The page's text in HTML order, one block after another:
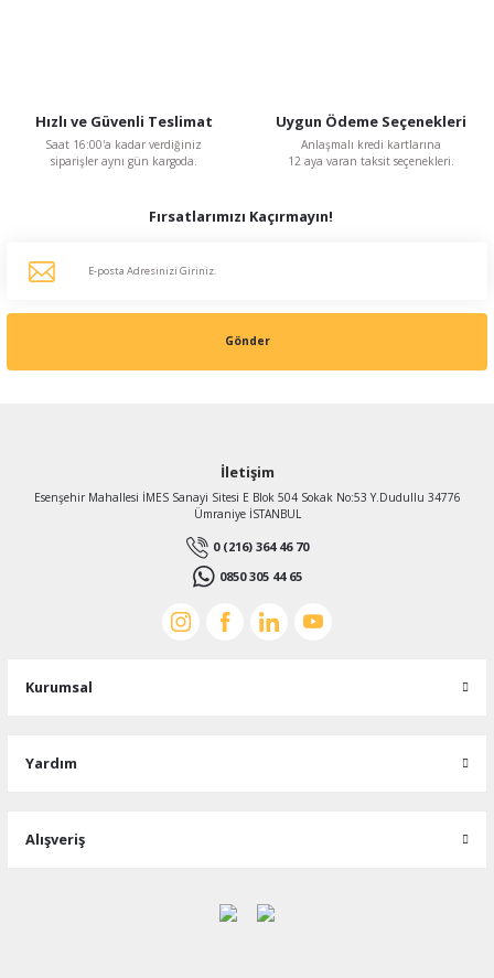
%48 1.569,76 TL
Hızlı ve Güvenli Teslimat
Saat 16:00'a kadar verdiğiniz
siparişler aynı gün kargoda.
Uygun Ödeme Seçenekleri
Anlaşmalı kredi kartlarına
12 aya varan taksit seçenekleri.
Fırsatlarımızı Kaçırmayın!
Gönder
İletişim
Esenşehir Mahallesi İMES Sanayi Sitesi E Blok 504 Sokak No:53 Y.Dudullu 34776
Ümraniye İSTANBUL
0 (216) 364 46 70
0850 305 44 65
Kurumsal
Yardım
Alışveriş